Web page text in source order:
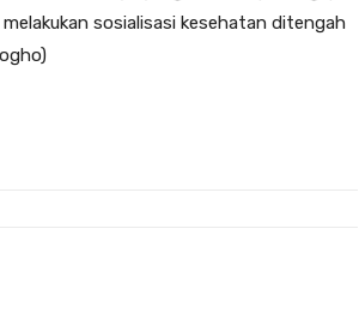
sosialisasi kesehatan ditengah